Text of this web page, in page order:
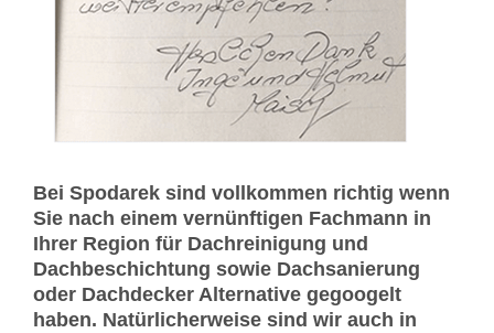
Bei Spodarek sind vollkommen richtig wenn
Sie nach einem vernünftigen Fachmann in
Ihrer Region für Dachreinigung und
Dachbeschichtung sowie Dachsanierung
oder Dachdecker Alternative gegoogelt
haben. Natürlicherweise sind wir auch in